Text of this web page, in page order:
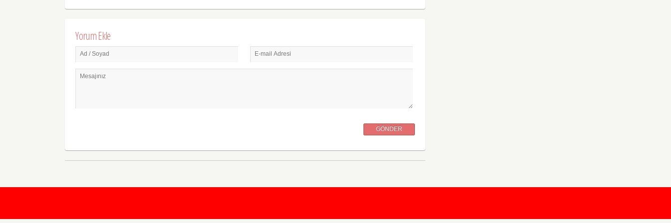
Yorum Ekle
Ad / Soyad E-mail Adresi
Mesajınız
GÖNDER